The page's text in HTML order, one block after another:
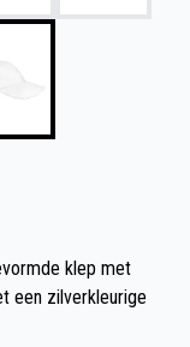
klep met
een zilverkleurige